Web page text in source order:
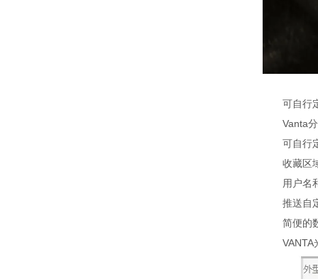
可自行定
Vanta分
可自行定
收藏区域
用户名和
推送自定
简便的数
VANTA